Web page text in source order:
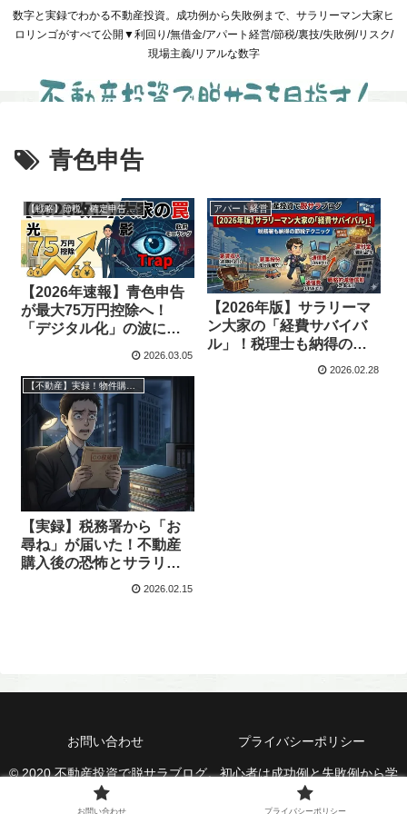
数字と実録でわかる不動産投資。成功例から失敗例まで、サラリーマン大家ヒ
ロリンゴがすべて公開▼利回り/無借金/アパート経営/節税/裏技/失敗例/リスク/
現場主義/リアルな数字
青色申告
【戦略】節税・確定申告・出口
【2026年速報】青色申告
が最大75万円控除へ！
「デジタル化」の波に乗
2026.03.05
アパート経営
【2026年版】サラリーマ
ン大家の「経費サバイバ
ル」！税理士も納得の最
強節税テクニック
2026.02.28
【不動産】実録！物件購入と管理
【実録】税務署から「お
尋ね」が届いた！不動産
購入後の恐怖とサラリー
マン大家の対応術
2026.02.15
お問い合わせ プライバシーポリシー
© 2020 不動産投資で脱サラブログ。初心者は成功例と失敗例から学
お問い合わせ プライバシーポリシー